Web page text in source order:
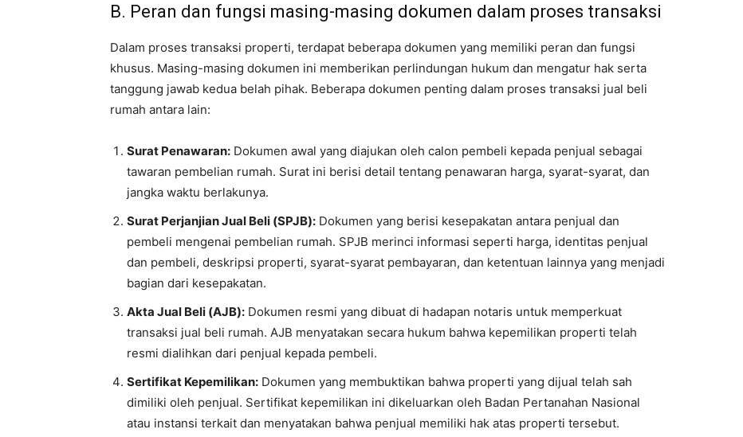
B. Peran dan fungsi masing-masing dokumen dalam proses transaksi
Dalam proses transaksi properti, terdapat beberapa dokumen yang memiliki peran dan fungsi
khusus. Masing-masing dokumen ini memberikan perlindungan hukum dan mengatur hak serta
tanggung jawab kedua belah pihak. Beberapa dokumen penting dalam proses transaksi jual beli
rumah antara lain:
Surat Penawaran: Dokumen awal yang diajukan oleh calon pembeli kepada penjual sebagai
tawaran pembelian rumah. Surat ini berisi detail tentang penawaran harga, syarat-syarat, dan
jangka waktu berlakunya.
Surat Perjanjian Jual Beli (SPJB): Dokumen yang berisi kesepakatan antara penjual dan
pembeli mengenai pembelian rumah. SPJB merinci informasi seperti harga, identitas penjual
dan pembeli, deskripsi properti, syarat-syarat pembayaran, dan ketentuan lainnya yang menjadi
bagian dari kesepakatan.
Akta Jual Beli (AJB): Dokumen resmi yang dibuat di hadapan notaris untuk memperkuat
transaksi jual beli rumah. AJB menyatakan secara hukum bahwa kepemilikan properti telah
resmi dialihkan dari penjual kepada pembeli.
Sertifikat Kepemilikan: Dokumen yang membuktikan bahwa properti yang dijual telah sah
dimiliki oleh penjual. Sertifikat kepemilikan ini dikeluarkan oleh Badan Pertanahan Nasional
atau instansi terkait dan menyatakan bahwa penjual memiliki hak atas properti tersebut.